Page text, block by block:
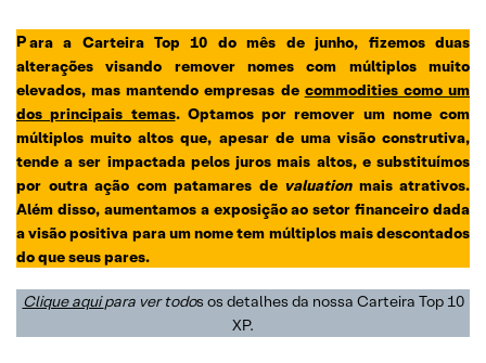
Para a Carteira Top 10 do mês de junho, fizemos duas
alterações visando remover nomes com múltiplos muito
elevados, mas mantendo empresas de commodities como um
dos principais temas. Optamos por remover um nome com
múltiplos muito altos que, apesar de uma visão construtiva,
tende a ser impactada pelos juros mais altos, e substituímos
por outra ação com patamares de valuationmais atrativos.
Além disso, aumentamos a exposição ao setor financeiro dada
a visão positiva para um nome tem múltiplos mais descontados
do que seus pares.
Clique aquipara ver todos os detalhes da nossa Carteira Top 10
XP.